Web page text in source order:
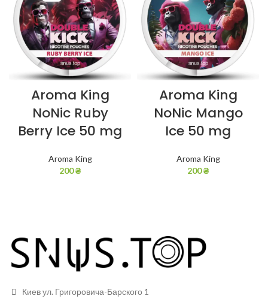
Aroma King
NoNic Ruby
Berry Ice 50 mg
Aroma King
200₴
Aroma King
NoNic Mango
Ice 50 mg
Aroma King
200₴
Киев ул. Григоровича-Барского 1